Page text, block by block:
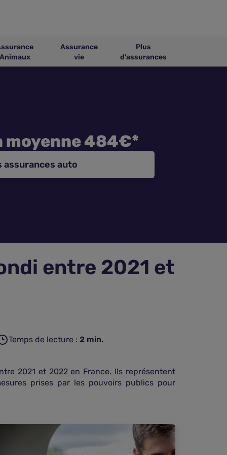
Assurance
vie
Plus
d'assurances
moyenne 484€*
assurances auto
entre 2021 et
Temps de lecture : 2 min.
2021 et 2022 en France. Ils représentent
prises par les pouvoirs publics pour